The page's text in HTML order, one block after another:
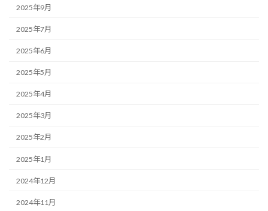
2025年9月
2025年7月
2025年6月
2025年5月
2025年4月
2025年3月
2025年2月
2025年1月
2024年12月
2024年11月